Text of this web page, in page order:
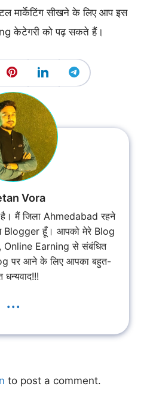
मार्केटिंग सीखने के लिए आप इस
केटेगरी को पढ़ सकते हैं।
Vora
मैं जिला Ahmedabad रहने
Blogger हूँ। आपको मेरे Blog
Online Earning से संबंधित
पर आने के लिए आपका बहुत-
धन्यवाद!!!
...
to post a comment.